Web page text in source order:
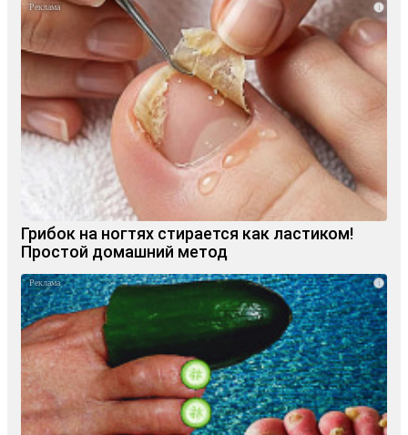
i
Грибок на ногтях стирается как ластиком!
Простой домашний метод
i